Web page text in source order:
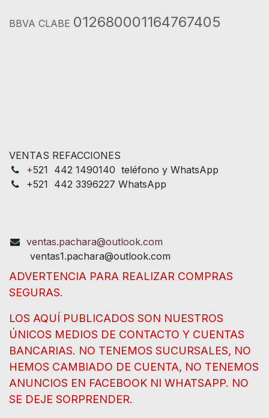
BBVA CLABE 012680001164767405
VENTAS REFACCIONES
+521 442 1490140 teléfono y WhatsApp
+521 442 3396227 WhatsApp
ventas.pachara@outlook.com
ventas1.pachara@outlook.com
ADVERTENCIA PARA REALIZAR COMPRAS
SEGURAS.
LOS AQUÍ PUBLICADOS SON NUESTROS
ÚNICOS MEDIOS DE CONTACTO Y CUENTAS
BANCARIAS. NO TENEMOS SUCURSALES, NO
HEMOS CAMBIADO DE CUENTA, NO TENEMOS
ANUNCIOS EN FACEBOOK NI WHATSAPP. NO
SE DEJE SORPRENDER.